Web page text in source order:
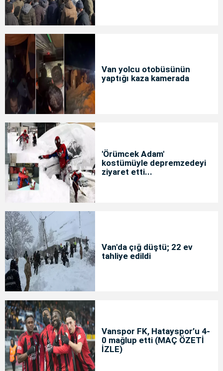
Van yolcu otobüsünün
yaptığı kaza kamerada
'Örümcek Adam'
kostümüyle depremzedeyi
ziyaret etti...
Van'da çığ düştü; 22 ev
tahliye edildi
Vanspor FK, Hatayspor’u 4-
0 mağlup etti (MAÇ ÖZETİ
İZLE)